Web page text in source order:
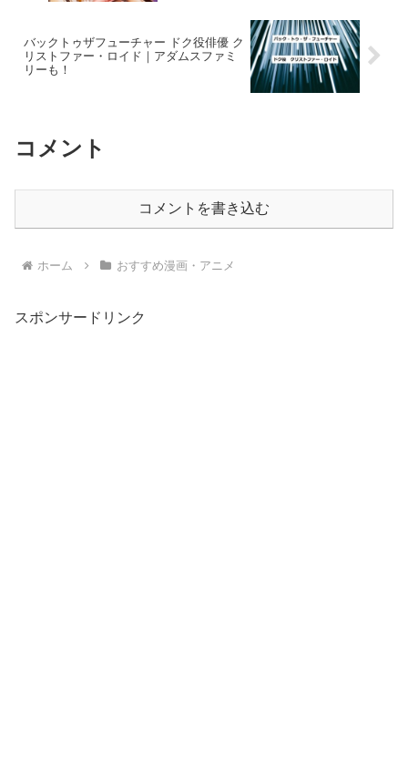
バックトゥザフューチャー ドク役俳優 ク
リストファー・ロイド｜アダムスファミ
リーも！
コメント
コメントを書き込む
ホーム おすすめ漫画・アニメ
スポンサードリンク